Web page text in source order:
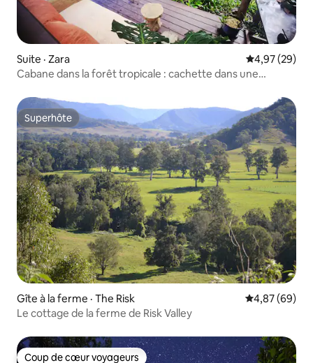
Suite · Zara Note
4,97 (29)
Cabane dans la forêt tropicale : cachette dans une
Superhôte
Superhôte
Gîte à la ferme · The Risk Note
4,87 (69)
Le cottage de la ferme de Risk Valley
Coup de cœur voyageurs